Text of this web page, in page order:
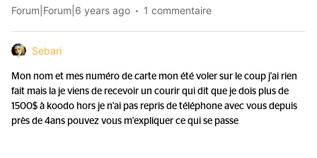
Forum|Forum|6 years ago 1 commentaire
Sebari
Mon nom et mes numéro de carte mon été voler sur le coup j'ai rien
fait mais la je viens de recevoir un courir qui dit que je dois plus de
1500$ à koodo hors je n'ai pas repris de téléphone avec vous depuis
près de 4ans pouvez vous m'expliquer ce qui se passe